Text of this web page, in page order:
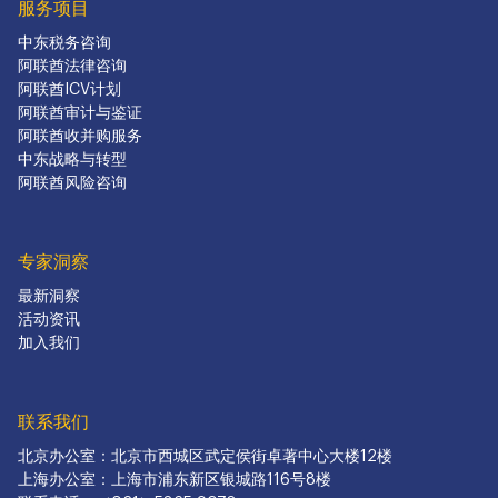
服务项目
中东税务咨询
阿联酋法律咨询
阿联酋ICV计划
阿联酋审计与鉴证
阿联酋收并购服务
中东战略与转型
阿联酋风险咨询
专家洞察
最新洞察
活动资讯
加入我们
联系我们
北京办公室：北京市西城区武定侯街卓著中心大楼12楼
上海办公室：上海市浦东新区银城路116号8楼